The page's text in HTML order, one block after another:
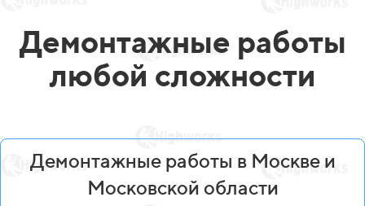
Демонтажные работы
любой сложности
Демонтажные работы в Москве и
Московской области